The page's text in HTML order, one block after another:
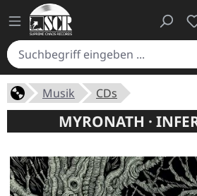
Musik CDs
MYRONATH ·